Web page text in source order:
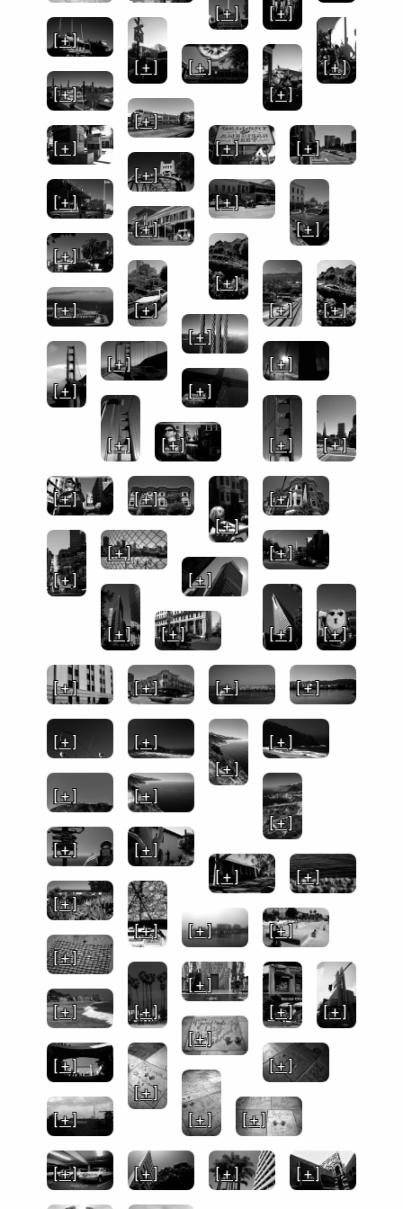
[ + ]
[ + ]
[ + ]
[ + ]
[ + ]
[ + ]
[ + ]
[ + ]
[ + ]
[ + ] [ + ]
[ + ]
[ + ]
[ + ]
[ + ]
[ + ]
[ + ]
[ + ]
[ + ]
[ + ]
[ + ] [ + ]
[ + ]
[ + ]
[ + ]
[ + ]
[ + ]
[ + ]
[ + ] [ + ]
[ + ]
[ + ]
[ + ]
[ + ]
[ + ]
[ + ]
[ + ]
[ + ]
[ + ]
[ + ]
[ + ] [ + ]
[ + ]
[ + ] [ + ]
[ + ]
[ + ] [ + ]
[ + ]
[ + ]
[ + ]
[ + ]
[ + ]
[ + ]
[ + ]
[ + ]
[ + ]
[ + ]
[ + ]
[ + ]
[ + ]
[ + ]
[ + ]
[ + ]
[ + ]
[ + ]
[ + ]
[ + ]
[ + ]
[ + ]
[ + ]
[ + ]
[ + ]
[ + ]
[ + ] [ + ]
[ + ] [ + ] [ + ] [ + ]